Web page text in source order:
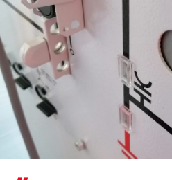
BENEFITS
OFFERTE DI
LAVORA CON NOI